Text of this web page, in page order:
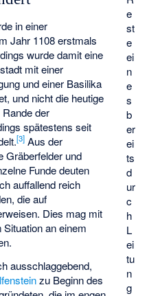
e
st
e
ei
n
e
s
b
er
ei
ts
d
ur
c
h
L
ei
tu
n
g
in einer
Jahr 1108 erstmals
wurde damit eine
mit einer
und einer Basilika
und nicht die heutige
der
spätestens seit
[3] Aus der
Gräberfelder und
Funde deuten
auffallend reich
die auf
Dies mag mit
an einem
ausschlaggebend,
zu Beginn des